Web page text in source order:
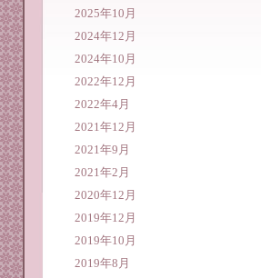
2025年10月
2024年12月
2024年10月
2022年12月
2022年4月
2021年12月
2021年9月
2021年2月
2020年12月
2019年12月
2019年10月
2019年8月